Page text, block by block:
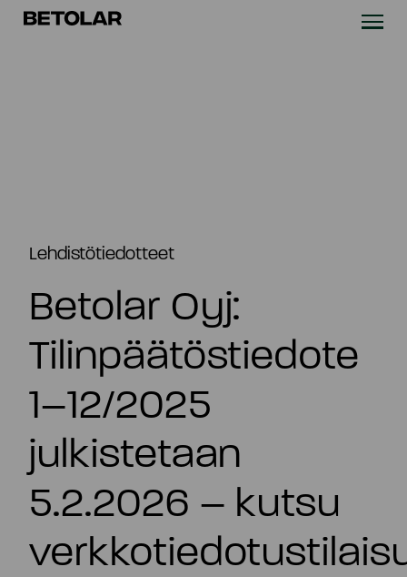
Siirry sisältöön
Betolar
YRITYS
SIJOITTAJILLE
Ota yhteyttä
FI
Lehdistötiedotteet
Betolar Oyj:
Tilinpäätöstiedote
1–12/2025
julkistetaan
5.2.2026 – kutsu